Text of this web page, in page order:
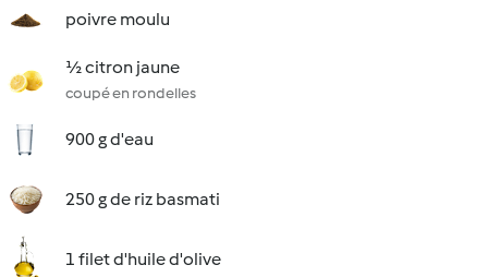
poivre moulu
½ citron jaune
coupé en rondelles
900 g d'eau
250 g de riz basmati
1 filet d'huile d'olive